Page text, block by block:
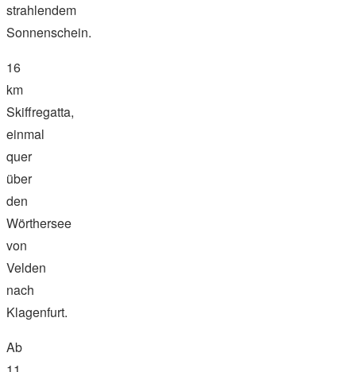
strahlendem
Sonnenschein.
16
km
Skiffregatta,
einmal
quer
über
den
Wörthersee
von
Velden
nach
Klagenfurt.
Ab